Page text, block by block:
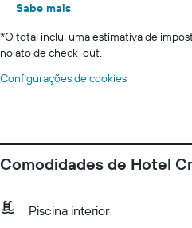
Sabe mais
*O total inclui uma estimativa de
no ato de check-out.
Configurações de cookies
Comodidades de Hotel
Piscina interior